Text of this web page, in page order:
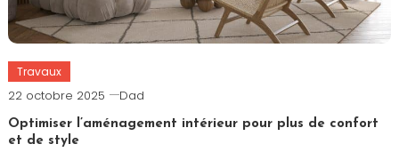
Travaux
22 octobre 2025 Dad
Optimiser l’aménagement intérieur pour plus de confort
et de style